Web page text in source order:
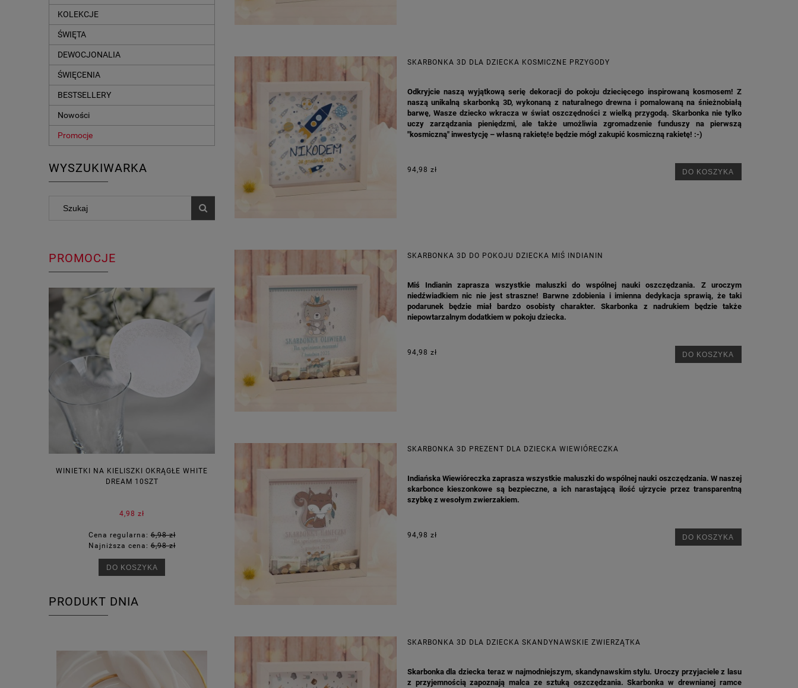
KOLEKCJE
ŚWIĘTA
DEWOCJONALIA
ŚWIĘCENIA
BESTSELLERY
Nowości
Promocje
WYSZUKIWARKA
PROMOCJE
WINIETKI NA KIELISZKI OKRĄGŁE WHITE
DREAM 10SZT
4,98 zł
Cena regularna:6,98 zł
Najniższa cena:6,98 zł
DO KOSZYKA
PUDEŁECZKA PODZIĘKOWANIE ZŁOTA
KORONKA KWADRAT 10SZT
6,98 zł
DO KOSZYKA
Cena regularna:
PRODUKT DNIA
SKARBONKA 3D DLA DZIECKA KOSMICZNE PRZYGODY
Odkryjcie naszą wyjątkową serię dekoracji do pokoju dziecięcego inspirowaną kosmosem! Z
naszą unikalną skarbonką 3D, wykonaną z naturalnego drewna i pomalowaną na śnieżnobiałą
barwę, Wasze dziecko wkracza w świat oszczędności z wielką przygodą. Skarbonka nie tylko
uczy zarządzania pieniędzmi, ale także umożliwia zgromadzenie funduszy na pierwszą
"kosmiczną" inwestycję – własną rakietę!e będzie mógł zakupić kosmiczną rakietę! :-)
94,98 zł DO KOSZYKA
SKARBONKA 3D DO POKOJU DZIECKA MIŚ INDIANIN
Miś Indianin zaprasza wszystkie maluszki do wspólnej nauki oszczędzania. Z uroczym
niedźwiadkiem nic nie jest straszne! Barwne zdobienia i imienna dedykacja sprawią, że taki
podarunek będzie miał bardzo osobisty charakter. Skarbonka z nadrukiem będzie także
niepowtarzalnym dodatkiem w pokoju dziecka.
94,98 zł DO KOSZYKA
SKARBONKA 3D PREZENT DLA DZIECKA WIEWIÓRECZKA
Indiańska Wiewióreczka zaprasza wszystkie maluszki do wspólnej nauki oszczędzania. W naszej
skarbonce kieszonkowe są bezpieczne, a ich narastającą ilość ujrzycie przez transparentną
szybkę z wesołym zwierzakiem.
94,98 zł DO KOSZYKA
SKARBONKA 3D DLA DZIECKA SKANDYNAWSKIE ZWIERZĄTKA
Skarbonka dla dziecka teraz w najmodniejszym, skandynawskim stylu. Uroczy przyjaciele z lasu
z przyjemnością zapoznają malca ze sztuką oszczędzania. Skarbonka w drewnianej ramce